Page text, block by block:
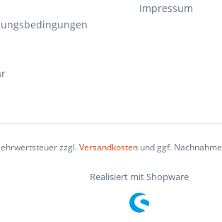
Impressum
zzgl.Versandkostenund ggf.
Realisiert mit Shopware